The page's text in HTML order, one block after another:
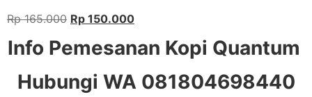
Rp165.000 Rp 150.000
Info Pemesanan Kopi Quantum
Hubungi WA 081804698440